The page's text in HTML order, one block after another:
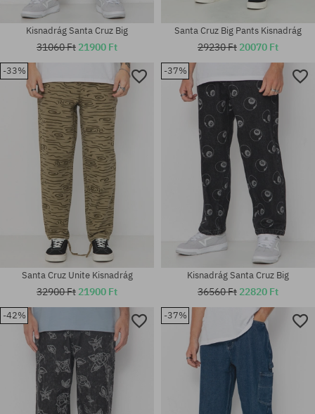
Elérhető méretek:
Elérhető méretek:
Elérhető méretek:
28; 30; 32
Kisnadrág Santa Cruz Big
31060 Ft 21900 Ft
Elérhető méretek:
30; 34
Santa Cruz Big Pants Kisnadrág
29230 Ft 20070 Ft
-33%
Santa Cruz Unite Kisnadrág
32900 Ft 21900 Ft
-37%
Kisnadrág Santa Cruz Big
36560 Ft 22820 Ft
-42% -37%